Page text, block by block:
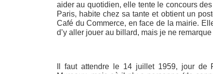
aider au quotidien, elle tente le concours
Paris, habite chez sa tante et obtient un
Café du Commerce, en face de la mairie.
d’y aller jouer au billard, mais je ne remarque
Il faut attendre le 14 juillet 1959, jour de